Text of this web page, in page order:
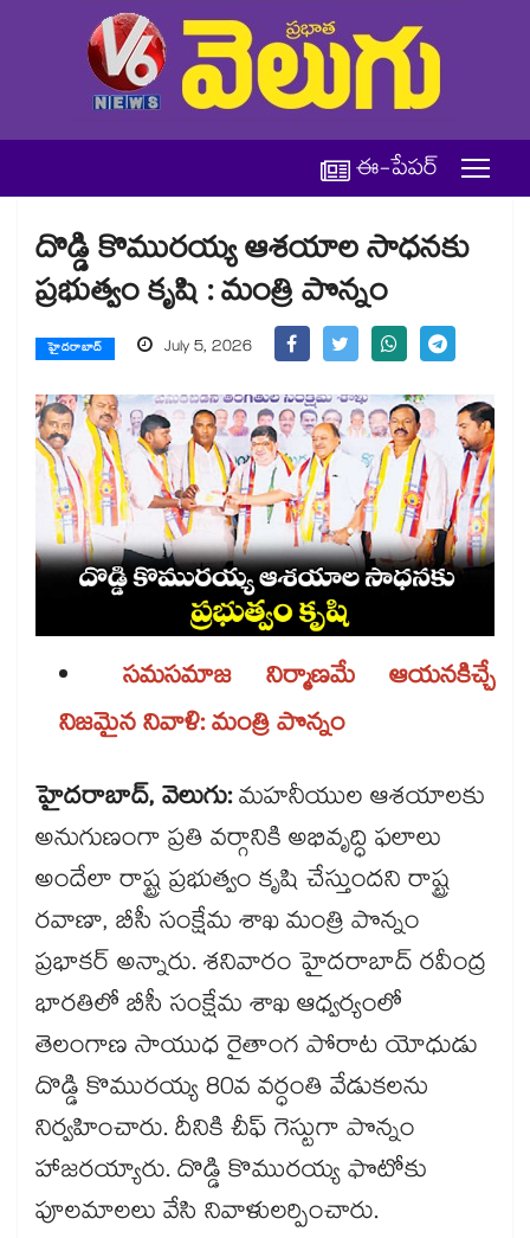
ఈ-పేపర్
దొడ్డి కొమురయ్య ఆశయాల సాధనకు
ప్రభుత్వం కృషి : మంత్రి పొన్నం
హైదరాబాద్ July 5, 2026
సమసమాజ నిర్మాణమే ఆయనకిచ్చే
నిజమైన నివాళి: మంత్రి పొన్నం
హైదరాబాద్, వెలుగు:మహనీయుల ఆశయాలకు
అనుగుణంగా ప్రతి వర్గానికి అభివృద్ధి ఫలాలు
అందేలా రాష్ట్ర ప్రభుత్వం కృషి చేస్తుందని రాష్ట్ర
రవాణా, బీసీ సంక్షేమ శాఖ మంత్రి పొన్నం
ప్రభాకర్ అన్నారు. శనివారం హైదరాబాద్ రవీంద్ర
భారతిలో బీసీ సంక్షేమ శాఖ ఆధ్వర్యంలో
తెలంగాణ సాయుధ రైతాంగ పోరాట యోధుడు
దొడ్డి కొమురయ్య 80వ వర్ధంతి వేడుకలను
నిర్వహించారు. దీనికి చీఫ్ గెస్టుగా పొన్నం
హాజరయ్యారు. దొడ్డి కొమురయ్య ఫొటోకు
పూలమాలలు వేసి నివాళులర్పించారు.